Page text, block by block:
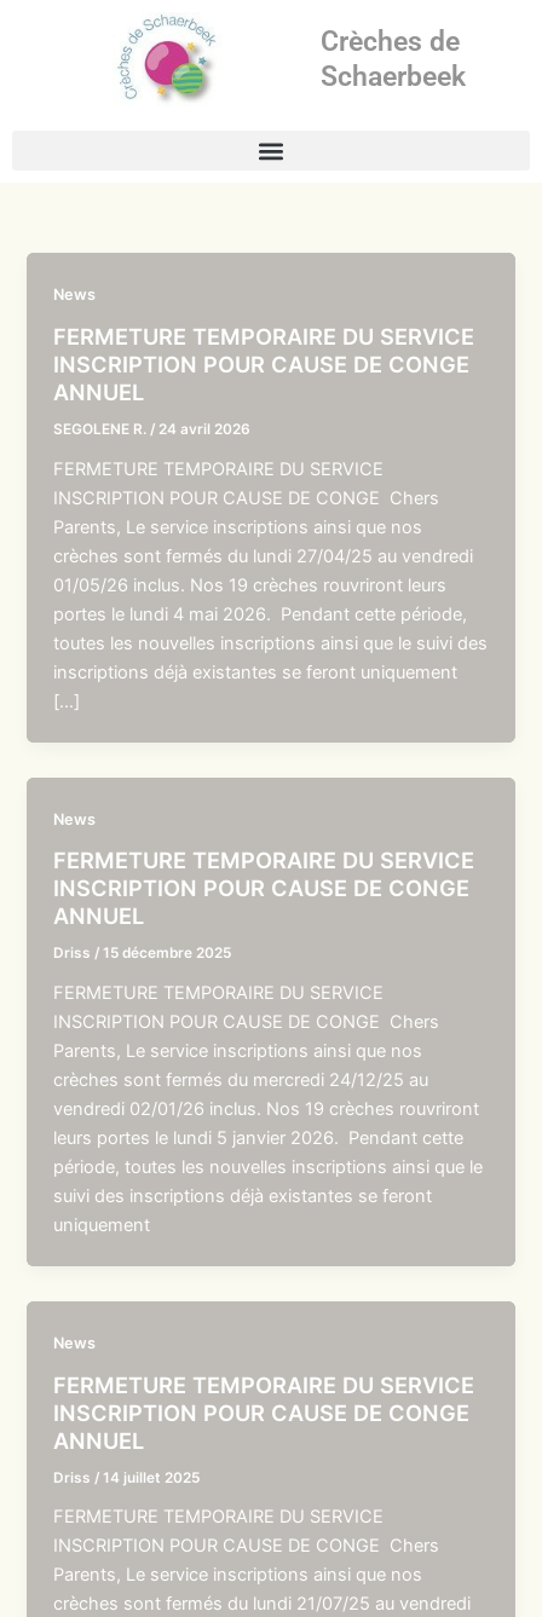
Crèches de
Schaerbeek
News
FERMETURE TEMPORAIRE DU SERVICE
INSCRIPTION POUR CAUSE DE CONGE
ANNUEL
SEGOLENE R. / 24 avril 2026
FERMETURE TEMPORAIRE DU SERVICE
INSCRIPTION POUR CAUSE DE CONGE Chers
Parents, Le service inscriptions ainsi que nos
crèches sont fermés du lundi 27/04/25 au vendredi
01/05/26 inclus. Nos 19 crèches rouvriront leurs
portes le lundi 4 mai 2026. Pendant cette période,
toutes les nouvelles inscriptions ainsi que le suivi des
inscriptions déjà existantes se feront uniquement
[…]
News
FERMETURE TEMPORAIRE DU SERVICE
INSCRIPTION POUR CAUSE DE CONGE
ANNUEL
Driss /15 décembre 2025
FERMETURE TEMPORAIRE DU SERVICE
INSCRIPTION POUR CAUSE DE CONGE Chers
Parents, Le service inscriptions ainsi que nos
crèches sont fermés du mercredi 24/12/25 au
vendredi 02/01/26 inclus. Nos 19 crèches rouvriront
leurs portes le lundi 5 janvier 2026. Pendant cette
période, toutes les nouvelles inscriptions ainsi que le
suivi des inscriptions déjà existantes se feront
uniquement
News
FERMETURE TEMPORAIRE DU SERVICE
INSCRIPTION POUR CAUSE DE CONGE
ANNUEL
Driss /14 juillet 2025
FERMETURE TEMPORAIRE DU SERVICE
INSCRIPTION POUR CAUSE DE CONGE Chers
Parents, Le service inscriptions ainsi que nos
crèches sont fermés du lundi 21/07/25 au vendredi